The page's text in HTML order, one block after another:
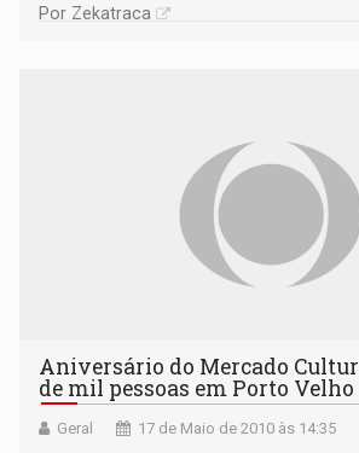
Por Zekatraca
Aniversário do Mercado
de mil pessoas em Porto Velho
Geral 17 de Maio de 2010 às 14:35